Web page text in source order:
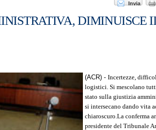
Invia
DIMINUISCE
(ACR) - Incertezze,
logistici. Si mescolano
stato sulla giustizia
si intersecano dando vita
chiaroscuro.La conferma
presidente del Tribunale